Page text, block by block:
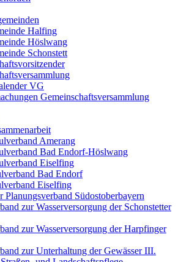
Halfing
Höslwang
Schonstett
VG
Gemeinschaftsversammlung
Amerang
Bad Endorf-Höslwang
Eiselfing
Bad Endorf
Eiselfing
Planungsverband Südostoberbayern
zur Wasserversorgung der Schonstetter
zur Wasserversorgung der Harpfinger
zur Unterhaltung der Gewässer III.